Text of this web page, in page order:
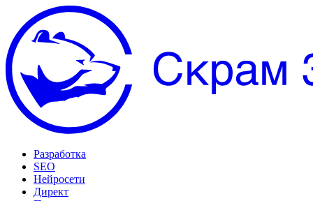
Разработка
SEO
Нейросети
Директ